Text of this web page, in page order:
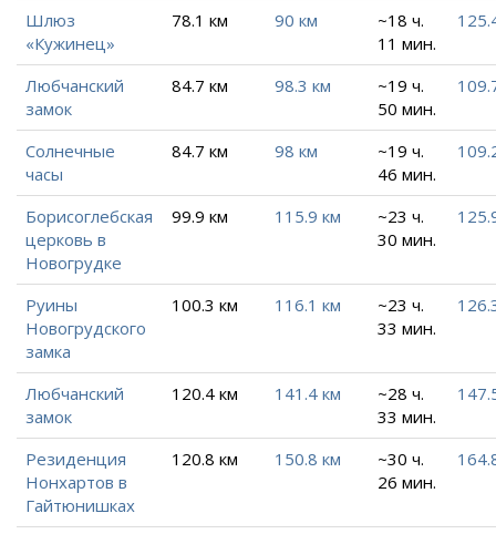
Шлюз
«Кужинец»
78.1 км 90 км
~18 ч.
11 мин.
Любчанский
замок
84.7 км 98.3 км
~19 ч.
50 мин.
Солнечные
часы
84.7 км 98 км
~19 ч.
46 мин.
Борисоглебская
церковь в
Новогрудке
99.9 км 115.9 км
~23 ч.
30 мин.
Руины
Новогрудского
замка
100.3 км 116.1 км
~23 ч.
33 мин.
Любчанский
замок
120.4 км 141.4 км
~28 ч.
33 мин.
Резиденция
Нонхартов в
Гайтюнишках
120.8 км 150.8 км
~30 ч.
26 мин.